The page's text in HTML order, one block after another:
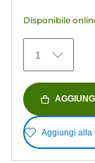
75
recensioni
Disponibile
1
Aggiungi alla